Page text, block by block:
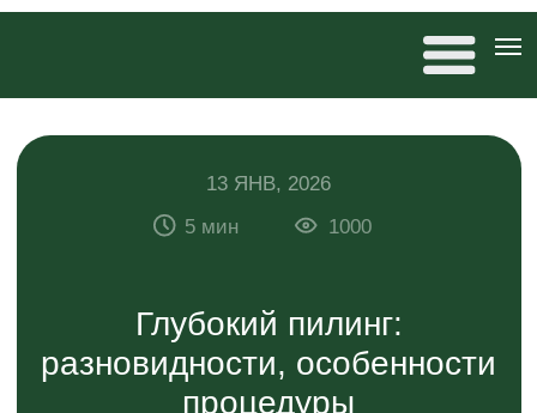
Глубокий пилинг:
Антонина Дремова